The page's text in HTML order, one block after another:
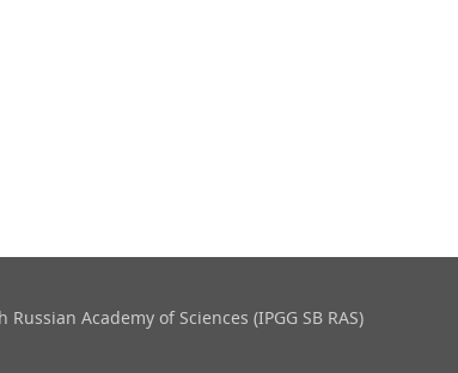
Academy of Sciences (IPGG SB RAS)